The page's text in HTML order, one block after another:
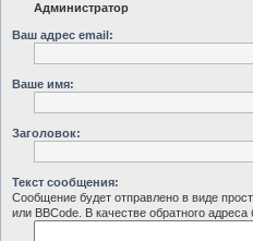
Администратор
Ваш адрес email:
Ваше имя:
Заголовок:
Текст сообщения:
Сообщение будет отправлено в виде
или BBCode. В качестве обратного